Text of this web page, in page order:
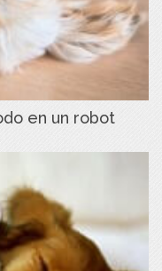
en un robot